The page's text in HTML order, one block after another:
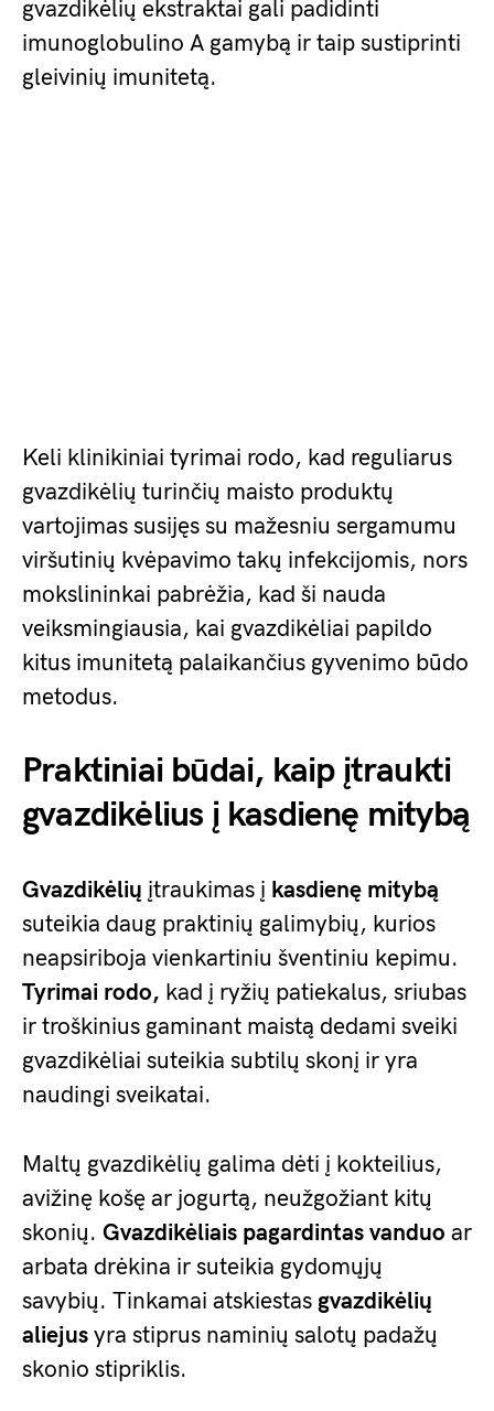
gvazdikėlių ekstraktai gali padidinti
imunoglobulino A gamybą ir taip sustiprinti
gleivinių imunitetą.
Keli klinikiniai tyrimai rodo, kad reguliarus
gvazdikėlių turinčių maisto produktų
vartojimas susijęs su mažesniu sergamumu
viršutinių kvėpavimo takų infekcijomis, nors
mokslininkai pabrėžia, kad ši nauda
veiksmingiausia, kai gvazdikėliai papildo
kitus imunitetą palaikančius gyvenimo būdo
metodus.
Praktiniai būdai, kaip įtraukti
gvazdikėlius į kasdienę mitybą
Gvazdikėlių įtraukimas į kasdienę mitybą
suteikia daug praktinių galimybių, kurios
neapsiriboja vienkartiniu šventiniu kepimu.
Tyrimai rodo, kad į ryžių patiekalus, sriubas
ir troškinius gaminant maistą dedami sveiki
gvazdikėliai suteikia subtilų skonį ir yra
naudingi sveikatai.
Maltų gvazdikėlių galima dėti į kokteilius,
avižinę košę ar jogurtą, neužgožiant kitų
skonių. Gvazdikėliais pagardintas vanduo ar
arbata drėkina ir suteikia gydomųjų
savybių. Tinkamai atskiestas gvazdikėlių
aliejus yra stiprus naminių salotų padažų
skonio stipriklis.